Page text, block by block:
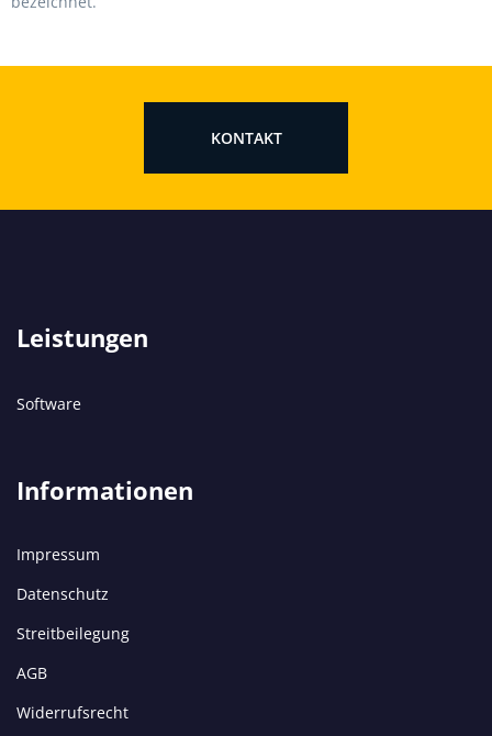
KONTAKT
Leistungen
Software
Informationen
Impressum
Datenschutz
Streitbeilegung
AGB
Widerrufsrecht